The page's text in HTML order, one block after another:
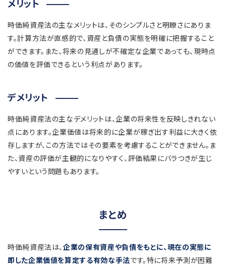
メリット
時価純資産法の主なメリットは、そのシンプルさと明瞭さにありま
す。計算方法が直感的で、資産と負債の実態を明確に把握すること
ができます。また、将来の見通しが不確定な企業であっても、現時点
の価値を評価できるという利点があります。
デメリット
時価純資産法の主なデメリットは、企業の将来性を反映しきれない
点にあります。企業価値は将来的に企業が稼ぎ出す利益に大きく依
存しますが、この方法ではその要素を考慮することができません。ま
た、資産の評価が主観的になりやすく、評価結果にバラつきが生じ
やすいという問題もあります。
まとめ
時価純資産法は、企業の保有資産や負債をもとに、現在の実態に
即した企業価値を算定する有効な手法です。特に将来予測が困難